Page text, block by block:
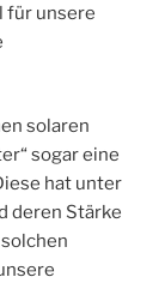
für unsere
solaren
sogar eine
hat unter
deren Stärke